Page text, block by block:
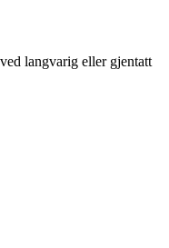
langvarig eller gjentatt